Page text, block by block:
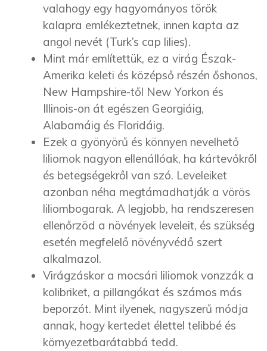
valahogy egy hagyományos török
kalapra emlékeztetnek, innen kapta az
angol nevét (Turk’s cap lilies).
Mint már említettük, ez a virág Észak-
Amerika keleti és középső részén őshonos,
New Hampshire-től New Yorkon és
Illinois-on át egészen Georgiáig,
Alabamáig és Floridáig.
Ezek a gyönyörű és könnyen nevelhető
liliomok nagyon ellenállóak, ha kártevőkről
és betegségekről van szó. Leveleiket
azonban néha megtámadhatják a vörös
liliombogarak. A legjobb, ha rendszeresen
ellenőrzöd a növények leveleit, és szükség
esetén megfelelő növényvédő szert
alkalmazol.
Virágzáskor a mocsári liliomok vonzzák a
kolibriket, a pillangókat és számos más
beporzót. Mint ilyenek, nagyszerű módja
annak, hogy kertedet élettel telibbé és
környezetbarátabbá tedd.